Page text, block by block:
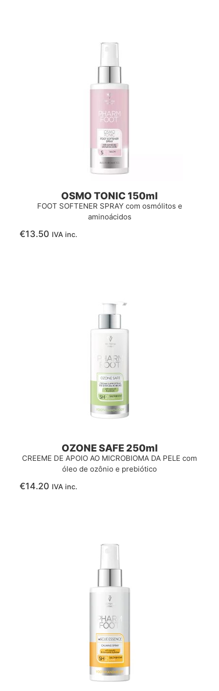
OSMO TONIC 150ml
FOOT SOFTENER SPRAY com osmólitos e
aminoácidos
€13.50 IVA inc.
OZONE SAFE 250ml
CREEME DE APOIO AO MICROBIOMA DA PELE com
óleo de ozônio e prebiótico
€14.20 IVA inc.